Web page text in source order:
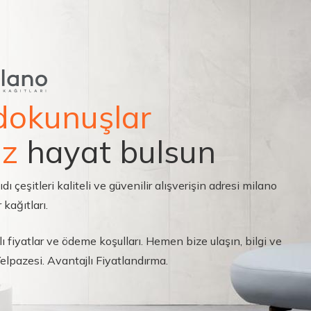
hayat bulsun
çeşitleri kaliteli ve güvenilir alışverişin adresi milano
fiyatlar ve ödeme koşulları. Hemen bize ulaşın, bilgi ve
Avantajlı Fiyatlandırma.